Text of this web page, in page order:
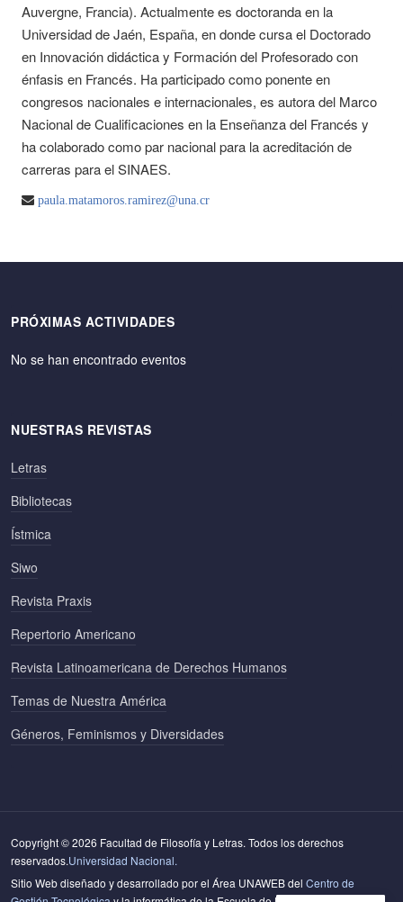
Auvergne, Francia). Actualmente es doctoranda en la
Universidad de Jaén, España, en donde cursa el Doctorado
en Innovación didáctica y Formación del Profesorado con
énfasis en Francés. Ha participado como ponente en
congresos nacionales e internacionales, es autora del Marco
Nacional de Cualificaciones en la Enseñanza del Francés y
ha colaborado como par nacional para la acreditación de
carreras para el SINAES.
paula.matamoros.ramirez@una.cr
PRÓXIMAS ACTIVIDADES
No se han encontrado eventos
NUESTRAS REVISTAS
Letras
Bibliotecas
Ístmica
Siwo
Revista Praxis
Repertorio Americano
Revista Latinoamericana de Derechos Humanos
Temas de Nuestra América
Géneros, Feminismos y Diversidades
Copyright © 2026 Facultad de Filosofía y Letras. Todos los derechos
reservados.Universidad Nacional.
Sitio Web diseñado y desarrollado por el Área UNAWEB del Centro de